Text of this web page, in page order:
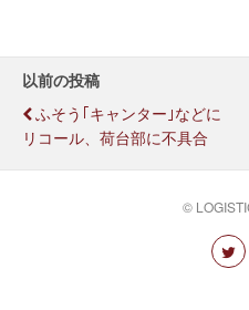
以前の投稿
ふそう｢キャンター｣などに
リコール、荷台部に不具合
©